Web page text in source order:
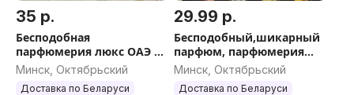
35 р.
Бесподобная
парфюмерия люкс ОАЭ 60
мл.
Минск, Октябрьский
Доставка по Беларуси
29.99 р.
Бесподобный,шикарный
парфюм, парфюмерия
ОАЭ 62 мл.
Минск, Октябрьский
Доставка по Беларуси